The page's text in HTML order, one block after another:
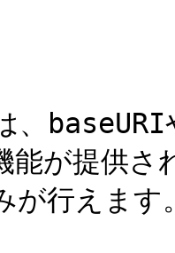
、
能が提供
が行えます